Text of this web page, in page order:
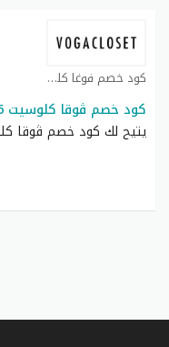
كود خصم فوغا كلوسيت كوبون
كود خصم ڤوقا كلوسيت 2026 خصم 30% على كل الماركات
يتيح لك كود خصم ڤوقا